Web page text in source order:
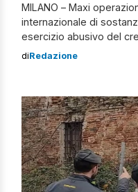
MILANO – Maxi
internazionale di
esercizio abusivo del
la Guardia di Finanza di
mezza Italia: coinvolta
diRedazione